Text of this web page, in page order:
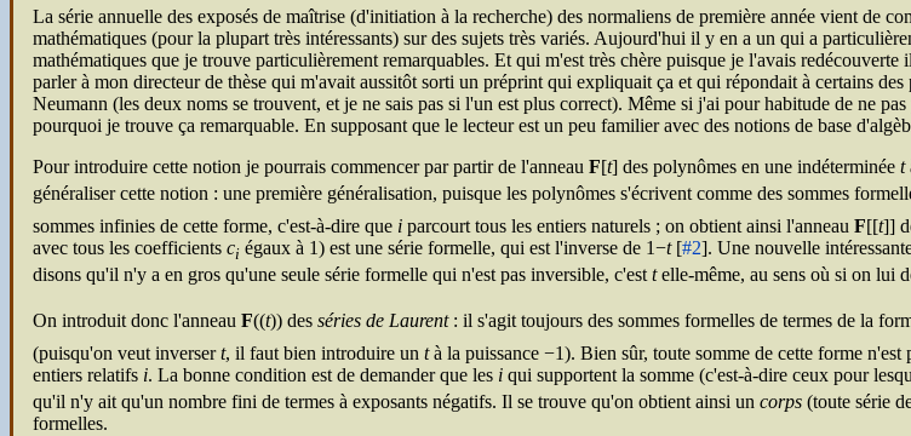
La série annuelle des exposés de maîtrise (d'initiation à la recherche) des normaliens de première année vient de
mathématiques (pour la plupart très intéressants) sur des sujets très variés. Aujourd'hui il y en a un qui a
mathématiques que je trouve particulièrement remarquables. Et qui m'est très chère puisque je l'avais
parler à mon directeur de thèse qui m'avait aussitôt sorti un préprint qui expliquait ça et qui répondait à certains
Neumann (les deux noms se trouvent, et je ne sais pas si l'un est plus correct). Même si j'ai pour habitude de ne
pourquoi je trouve ça remarquable. En supposant que le lecteur est un peu familier avec des notions de base
Pour introduire cette notion je pourrais commencer par partir de l'anneau F[t] des polynômes en une indéterminée t
généraliser cette notion : une première généralisation, puisque les polynômes s'écrivent comme des sommes
sommes infinies de cette forme, c'est-à-dire que i parcourt tous les entiers naturels ; on obtient ainsi l'anneau F[[t]]
avec tous les coefficients ci égaux à 1) est une série formelle, qui est l'inverse de 1−t[#2]. Une nouvelle
disons qu'il n'y a en gros qu'une seule série formelle qui n'est pas inversible, c'esttelle-même, au sens où si on lui
On introduit donc l'anneau F((t)) des séries de Laurent: il s'agit toujours des sommes formelles de termes de la
(puisqu'on veut inversert, il faut bien introduire un tà la puissance −1). Bien sûr, toute somme de cette forme
entiers relatifs i. La bonne condition est de demander que les i qui supportent la somme (c'est-à-dire ceux pour
qu'il n'y ait qu'un nombre fini de termes à exposants négatifs. Il se trouve qu'on obtient ainsi un corps (toute série
formelles.